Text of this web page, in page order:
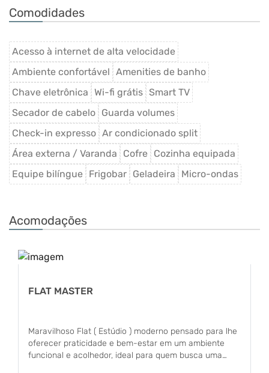
Comodidades
Acesso à internet de alta velocidade
Ambiente confortável Amenities de banho
Chave eletrônica Wi-fi grátis Smart TV
Secador de cabelo Guarda volumes
Check-in expresso Ar condicionado split
Área externa / Varanda
Cofre Cozinha equipada
Equipe bilíngue Frigobar Geladeira Micro-ondas
Acomodações
FLAT MASTER
Maravilhoso Flat ( Estúdio ) moderno pensado para lhe
oferecer praticidade e bem-estar em um ambiente
funcional e acolhedor, ideal para quem busca uma